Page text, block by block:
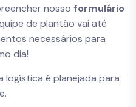
nosso formulário
de plantão vai até
necessários para
dia!
logística é planejada para